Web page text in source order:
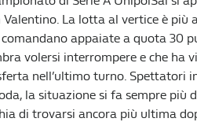
Valentino. La lotta al vertice è più
comandano appaiate a quota 30
volersi interrompere e che ha
nell’ultimo turno. Spettatori
la situazione si fa sempre più
di trovarsi ancora più ultima